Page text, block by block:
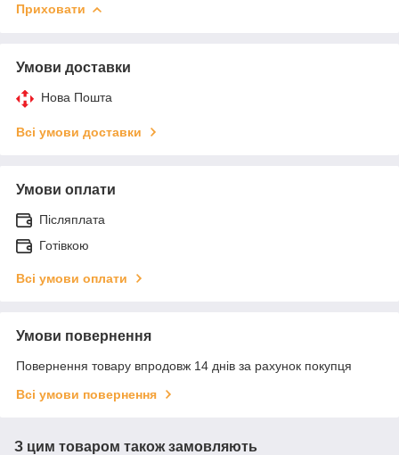
Приховати
Умови доставки
Нова Пошта
Всі умови доставки
Умови оплати
Післяплата
Готівкою
Всі умови оплати
Умови повернення
Повернення товару впродовж 14 днів за рахунок покупця
Всі умови повернення
З цим товаром також замовляють